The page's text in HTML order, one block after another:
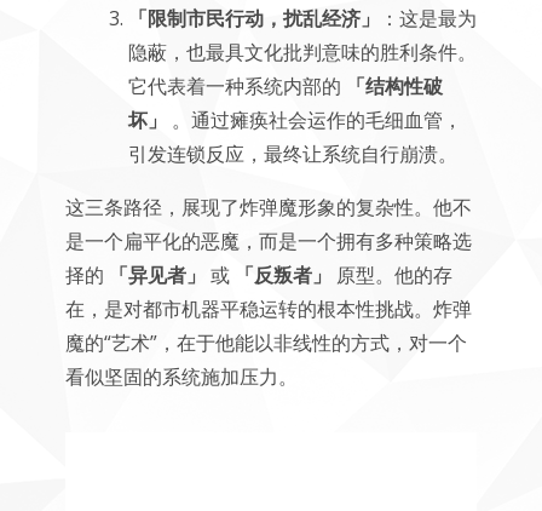
「限制市民行动，扰乱经济」
：这是最为
隐蔽，也最具文化批判意味的胜利条件。
它代表着一种系统内部的
「结构性破
坏」
。通过瘫痪社会运作的毛细血管，
引发连锁反应，最终让系统自行崩溃。
这三条路径，展现了炸弹魔形象的复杂性。他不
是一个扁平化的恶魔，而是一个拥有多种策略选
择的
「异见者」 或 「反叛者」
原型。他的存
在，是对都市机器平稳运转的根本性挑战。炸弹
魔的“艺术”，在于他能以非线性的方式，对一个
看似坚固的系统施加压力。